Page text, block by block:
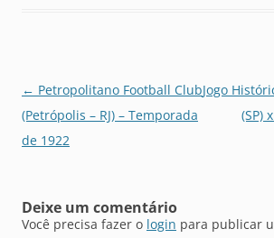
Navegação
de
posts
← Petropolitano Football Club
(Petrópolis – RJ) – Temporada
de 1922
Jogo
(SP)
Deixe um comentário
Você precisa fazer o login para publicar